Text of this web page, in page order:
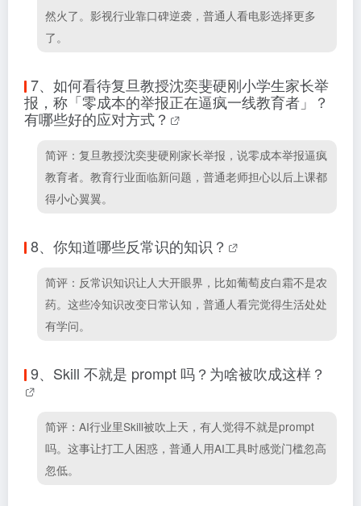
然火了。影视行业靠口碑逆袭，普通人看电影选择更多
了。
7、 如何看待复旦教授沈奕斐硬刚小学生家长举
报，称「零成本的举报正在逼疯一线教育者」？
有哪些好的应对方式？
简评：复旦教授沈奕斐硬刚家长举报，说零成本举报逼疯
教育者。教育行业面临新问题，普通老师担心以后上课都
得小心翼翼。
8、 你知道哪些反常识的知识？
简评：反常识知识让人大开眼界，比如葡萄皮白霜不是农
药。这些冷知识改变日常认知，普通人看完觉得生活处处
有学问。
9、 Skill 不就是 prompt 吗？为啥被吹成这样？
简评：AI行业里Skill被吹上天，有人觉得不就是prompt
吗。这事让打工人困惑，普通人用AI工具时感觉门槛忽高
忽低。